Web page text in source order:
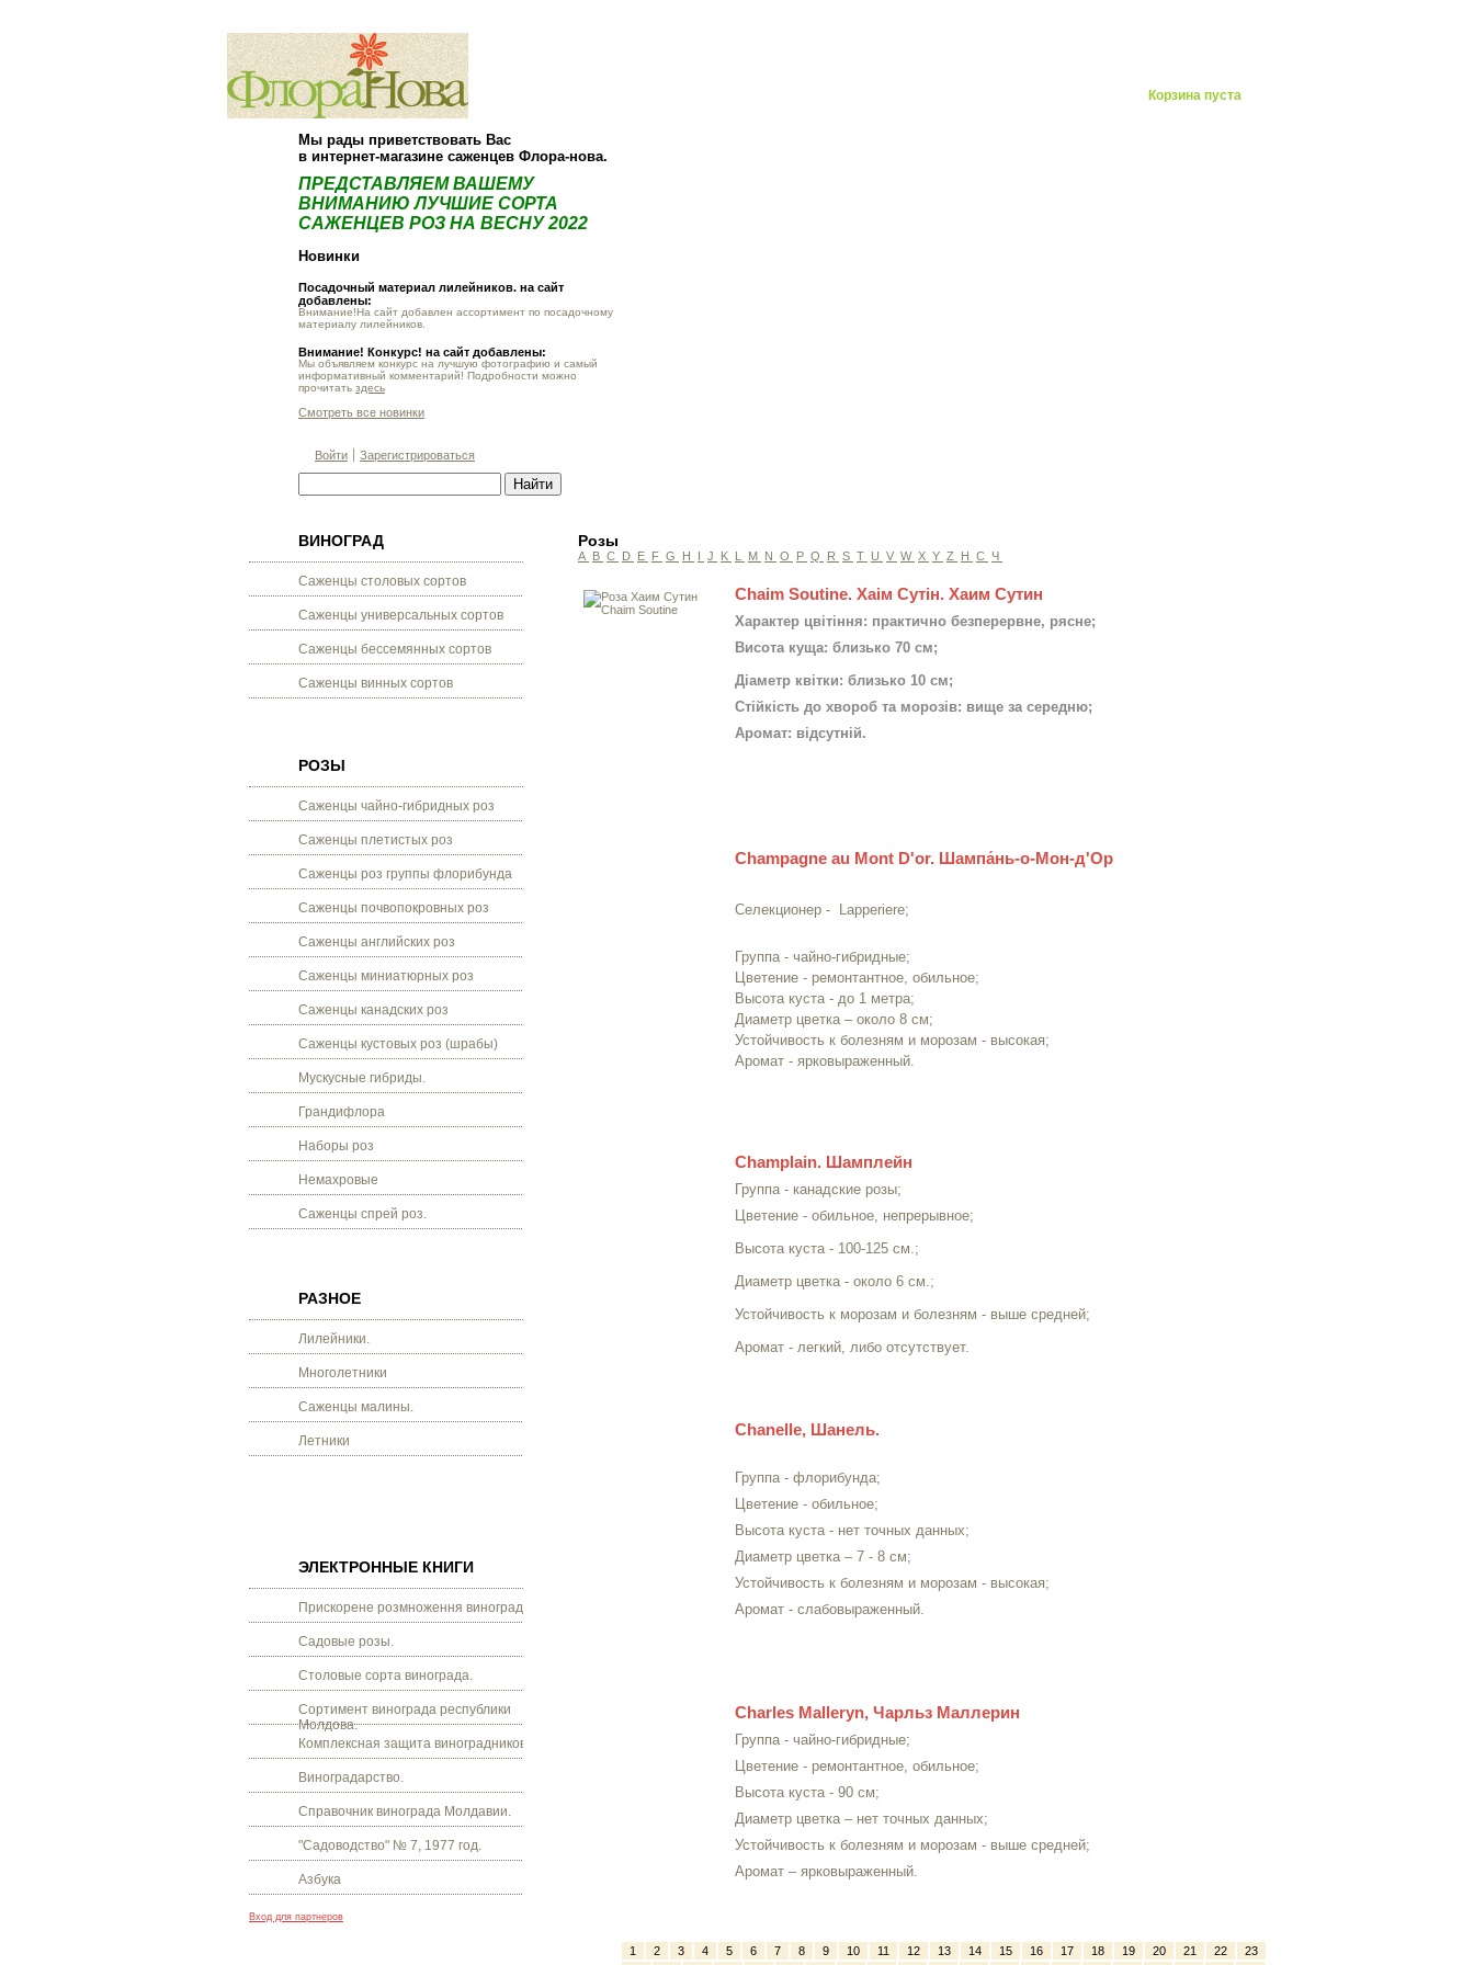
Корзина пуста
Мы рады приветствовать Вас
в интернет-магазине саженцев Флора-нова.
ПРЕДСТАВЛЯЕМ ВАШЕМУ
ВНИМАНИЮ ЛУЧШИЕ СОРТА
САЖЕНЦЕВ РОЗ НА ВЕСНУ 2022
Новинки
Посадочный материал лилейников. на сайт
добавлены:
Внимание!На сайт добавлен ассортимент по посадочному
материалу лилейников.
Внимание! Конкурс! на сайт добавлены:
Мы объявляем конкурс на лучшую фотографию и самый
информативный комментарий! Подробности можно
прочитать здесь
Смотреть все новинки
Войти Зарегистрироваться
ВИНОГРАД
Саженцы столовых сортов
Саженцы универсальных сортов
Саженцы бессемянных сортов
Саженцы винных сортов
РОЗЫ
Саженцы чайно-гибридных роз
Саженцы плетистых роз
Саженцы роз группы флорибунда
Саженцы почвопокровных роз
Саженцы английских роз
Саженцы миниатюрных роз
Саженцы канадских роз
Саженцы кустовых роз (шрабы)
Мускусные гибриды.
Грандифлора
Наборы роз
Немахровые
Саженцы спрей роз.
РАЗНОЕ
Лилейники.
Многолетники
Саженцы малины.
Летники
ЭЛЕКТРОННЫЕ КНИГИ
Прискорене розмноження винограду.
Садовые розы.
Столовые сорта винограда.
Сортимент винограда республики
Молдова.
Комплексная защита виноградников.
Виноградарство.
Справочник винограда Молдавии.
"Садоводство" № 7, 1977 год.
Азбука
Вход для партнеров
Розы
A B C D E F G H I J K L M N O P Q R S T U V W X Y Z Н С Ч
Chaim Soutine. Хаім Сутін. Хаим Сутин
Характер цвітіння: практично безперервне, рясне;
Висота куща: близько 70 см;
Діаметр квітки: близько 10 см;
Стійкість до хвороб та морозів: вище за середню;
Аромат: відсутній.
Champagne au Mont D'or. Шампа́нь-о-Мон-д'Ор
Селекционер - Lapperiere;
Группа - чайно-гибридные;
Цветение - ремонтантное, обильное;
Высота куста - до 1 метра;
Диаметр цветка – около 8 см;
Устойчивость к болезням и морозам - высокая;
Аромат - ярковыраженный.
Champlain. Шамплейн
Группа - канадские розы;
Цветение - обильное, непрерывное;
Высота куста - 100-125 см.;
Диаметр цветка - около 6 см.;
Устойчивость к морозам и болезням - выше средней;
Аромат - легкий, либо отсутствует.
Chanelle, Шанель.
Группа - флорибунда;
Цветение - обильное;
Высота куста - нет точных данных;
Диаметр цветка – 7 - 8 см;
Устойчивость к болезням и морозам - высокая;
Аромат - слабовыраженный.
Charles Malleryn, Чарльз Маллерин
Группа - чайно-гибридные;
Цветение - ремонтантное, обильное;
Высота куста - 90 см;
Диаметр цветка – нет точных данных;
Устойчивость к болезням и морозам - выше средней;
Аромат – ярковыраженный.
1 2 3 4 5 6 7 8 9 10 11 12 13 14 15 16 17 18 19 20 21 22
23